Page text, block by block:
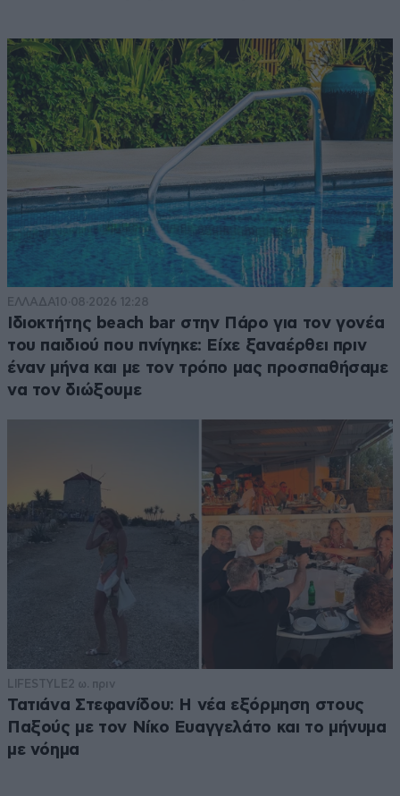
ΕΛΛΑΔΑ10·08·2026 12:28
Ιδιοκτήτης beach bar στην Πάρο για τον γονέα
του παιδιού που πνίγηκε: Είχε ξαναέρθει πριν
έναν μήνα και με τον τρόπο μας προσπαθήσαμε
να τον διώξουμε
LIFESTYLE 2 ω. πριν
Τατιάνα Στεφανίδου: Η νέα εξόρμηση στους
Παξούς με τον Νίκο Ευαγγελάτο και το μήνυμα
με νόημα